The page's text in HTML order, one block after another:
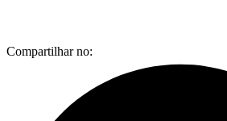
Compartilhar no: